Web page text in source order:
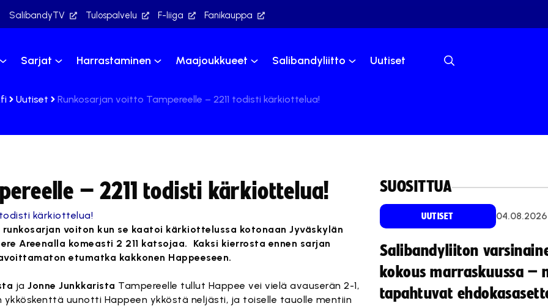
SalibandyTV Tulospalvelu F-liiga Fanikauppa
Sarjat Harrastaminen Maajoukkueet Salibandyliitto Uutiset
Uutiset Runkosarjan voitto Tampereelle – 2211 todisti kärkiottelua!
– 2211 todisti kärkiottelua!
voiton kun se kaatoi kärkiottelussa kotonaan Jyväskylän
Areenalla komeasti 2 211 katsojaa. Kaksi kierrosta ennen sarjan
etumatka kakkonen Happeeseen.
jaJonne Junkkarista Tampereelle tullut Happee vei vielä avauserän 2-1,
uunotti Happeen ykköstä neljästi, ja toiselle tauolle mentiin
SUOSITTUA
UUTISET 04.08.2026
Salibandyliiton
kokous marraskuussa –
tapahtuvat